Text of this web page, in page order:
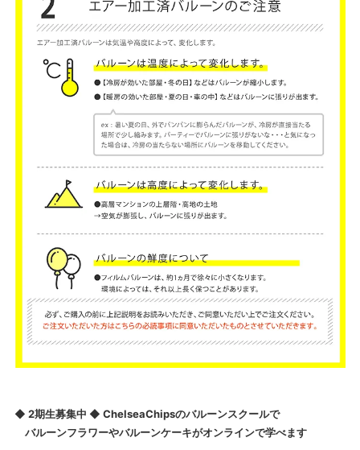
◆ 2期生募集中 ◆ ChelseaChipsのバルーンスクールで
バルーンフラワーやバルーンケーキがオンラインで学べます